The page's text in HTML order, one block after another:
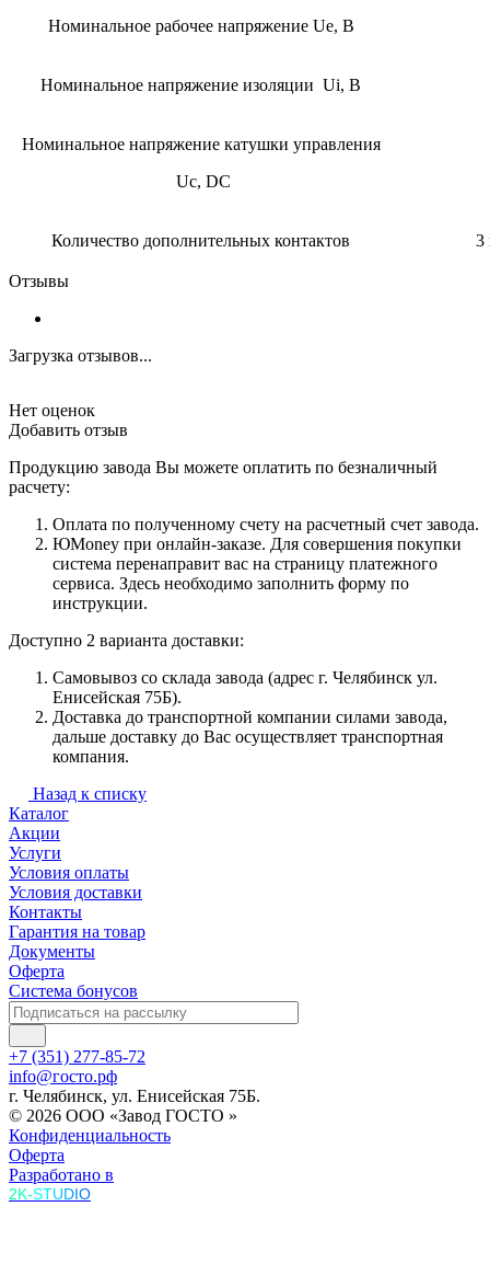
Номинальное рабочее напряжение Ue, В
Номинальное напряжение изоляции Ui, В
Номинальное напряжение катушки управления
Uc, DC
Количество дополнительных контактов 3
Отзывы
Загрузка отзывов...
Нет оценок
Добавить отзыв
Продукцию завода Вы можете оплатить по безналичный
расчету:
Оплата по полученному счету на расчетный счет завода.
ЮMoney при онлайн-заказе. Для совершения покупки
система перенаправит вас на страницу платежного
сервиса. Здесь необходимо заполнить форму по
инструкции.
Доступно 2 варианта доставки:
Самовывоз со склада завода (адрес г. Челябинск ул.
Енисейская 75Б).
Доставка до транспортной компании силами завода,
дальше доставку до Вас осуществляет транспортная
компания.
Назад к списку
Каталог
Акции
Услуги
Условия оплаты
Условия доставки
Контакты
Гарантия на товар
Документы
Оферта
Система бонусов
+7 (351) 277-85-72
info@госто.рф
г. Челябинск, ул. Енисейская 75Б.
© 2026 ООО «Завод ГОСТО »
Конфиденциальность
Оферта
Разработано в
2K-STUDIO